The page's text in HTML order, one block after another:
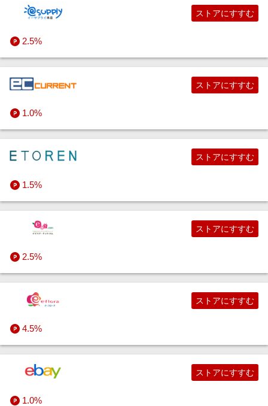
2.5%
ストアにすすむ
1.0%
ストアにすすむ
1.5%
ストアにすすむ
2.5%
ストアにすすむ
4.5%
ストアにすすむ
1.0%
ストアにすすむ